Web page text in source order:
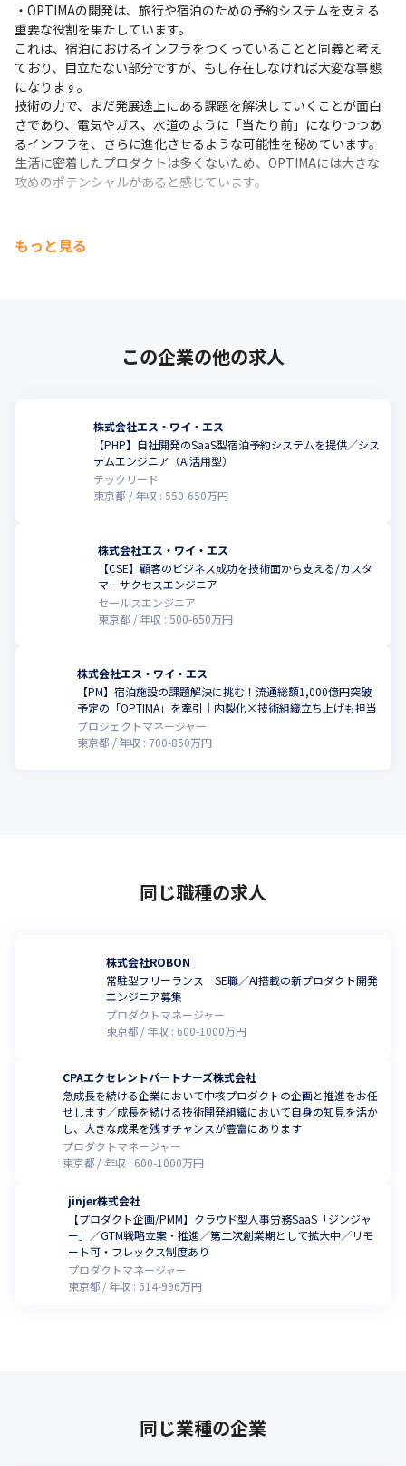
・OPTIMAの開発は、旅行や宿泊のための予約システムを支える
重要な役割を果たしています。
これは、宿泊におけるインフラをつくっていることと同義と考え
ており、目立たない部分ですが、もし存在しなければ大変な事態
になります。
技術の力で、まだ発展途上にある課題を解決していくことが面白
さであり、電気やガス、水道のように「当たり前」になりつつあ
るインフラを、さらに進化させるような可能性を秘めています。
生活に密着したプロダクトは多くないため、OPTIMAには大きな
攻めのポテンシャルがあると感じています。
もっと見る
この企業の他の求人
株式会社エス・ワイ・エス
【PHP】自社開発のSaaS型宿泊予約システムを提供／シス
テムエンジニア（AI活用型）
テックリード
東京都
年収 :550-650万円
株式会社エス・ワイ・エス
【CSE】顧客のビジネス成功を技術面から支える/カスタ
マーサクセスエンジニア
セールスエンジニア
東京都
年収 :500-650万円
株式会社エス・ワイ・エス
【PM】宿泊施設の課題解決に挑む！流通総額1,000億円突破
予定の「OPTIMA」を牽引｜内製化×技術組織立ち上げも担当
プロジェクトマネージャー
東京都
年収 : 700-850万円
同じ職種の求人
株式会社ROBON
常駐型フリーランス SE職／AI搭載の新プロダクト開発
エンジニア募集
プロダクトマネージャー
東京都
年収 : 600-1000万円
CPAエクセレントパートナーズ株式会社
急成長を続ける企業において中核プロダクトの企画と推進をお任
せします／成長を続ける技術開発組織において自身の知見を活か
し、大きな成果を残すチャンスが豊富にあります
プロダクトマネージャー
東京都
年収 : 600-1000万円
jinjer株式会社
【プロダクト企画/PMM】クラウド型人事労務SaaS「ジンジャ
ー」／GTM戦略立案・推進／第二次創業期として拡大中／リモ
ート可・フレックス制度あり
プロダクトマネージャー
東京都
年収 : 614-996万円
同じ業種の企業